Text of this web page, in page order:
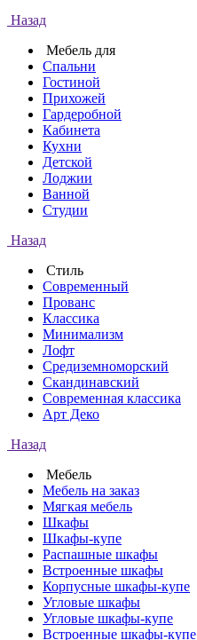
Назад
Мебель для
Спальни
Гостиной
Прихожей
Гардеробной
Кабинета
Кухни
Детской
Лоджии
Ванной
Студии
Назад
Стиль
Современный
Прованс
Классика
Минимализм
Лофт
Средиземноморский
Скандинавский
Современная классика
Арт Деко
Назад
Мебель
Мебель на заказ
Мягкая мебель
Шкафы
Шкафы-купе
Распашные шкафы
Встроенные шкафы
Корпусные шкафы-купе
Угловые шкафы
Угловые шкафы-купе
Встроенные шкафы-купе